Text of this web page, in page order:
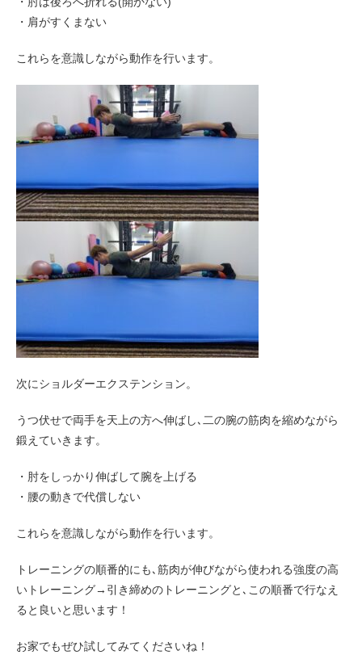
・肩がすくまない
これらを意識しながら動作を行います。
次にショルダーエクステンション。
うつ伏せで両手を天上の方へ伸ばし､二の腕の筋肉を縮めながら
鍛えていきます。
・肘をしっかり伸ばして腕を上げる
・腰の動きで代償しない
これらを意識しながら動作を行います。
トレーニングの順番的にも､筋肉が伸びながら使われる強度の高
いトレーニング→引き締めのトレーニングと､この順番で行なえ
ると良いと思います！
お家でもぜひ試してみてくださいね！